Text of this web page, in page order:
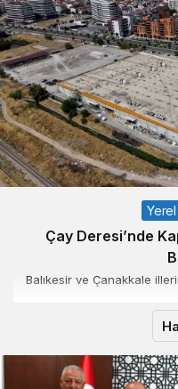
Yerel
Çay Deresi’nde
Balıkesir ve Çanakkale